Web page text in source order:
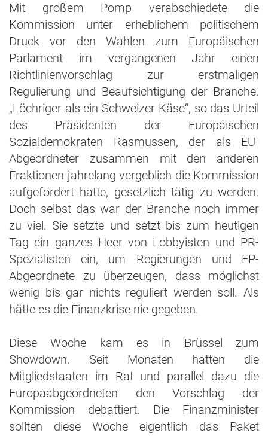
Mit großem Pomp verabschiedete die
Kommission unter erheblichem politischem
Druck vor den Wahlen zum Europäischen
Parlament im vergangenen Jahr einen
Richtlinienvorschlag zur erstmaligen
Regulierung und Beaufsichtigung der Branche.
„Löchriger als ein Schweizer Käse“, so das Urteil
des Präsidenten der Europäischen
Sozialdemokraten Rasmussen, der als EU-
Abgeordneter zusammen mit den anderen
Fraktionen jahrelang vergeblich die Kommission
aufgefordert hatte, gesetzlich tätig zu werden.
Doch selbst das war der Branche noch immer
zu viel. Sie setzte und setzt bis zum heutigen
Tag ein ganzes Heer von Lobbyisten und PR-
Spezialisten ein, um Regierungen und EP-
Abgeordnete zu überzeugen, dass möglichst
wenig bis gar nichts reguliert werden soll. Als
hätte es die Finanzkrise nie gegeben.
Diese Woche kam es in Brüssel zum
Showdown. Seit Monaten hatten die
Mitgliedstaaten im Rat und parallel dazu die
Europaabgeordneten den Vorschlag der
Kommission debattiert. Die Finanzminister
sollten diese Woche eigentlich das Paket